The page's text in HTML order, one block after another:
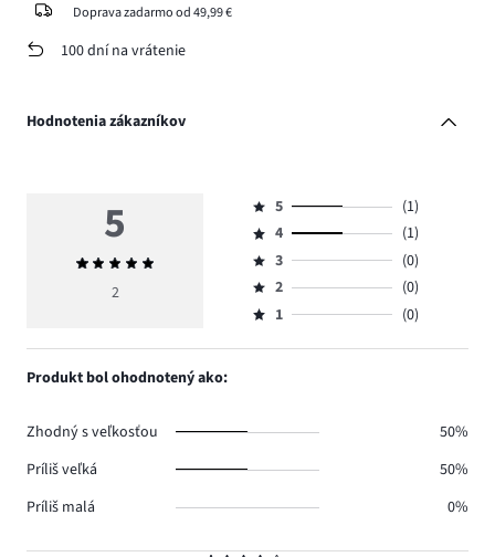
Doprava zadarmo od 49,99 €
100 dní na vrátenie
Hodnotenia zákazníkov
5
Priemerné
hodnotenie
2
Hodnotenie
5,
počet
hlasov
1.
5
(1)
Hodnotenie
4,
počet
hlasov
4
(1)
Hodnotenie
3,
počet
3
(0)
Hodnotenie
2,
2
(0)
Hodnotenie
1,
1 (0)
Produkt bol ohodnotený ako:
Zhodný s veľkosťou
50%
Príliš veľká
50%
Príliš malá
0%